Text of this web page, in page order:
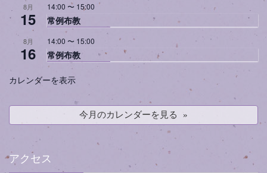
8月
15
14:00 〜 15:00
常例布教
8月
16
14:00 〜 15:00
常例布教
カレンダーを表示
今月のカレンダーを見る
アクセス